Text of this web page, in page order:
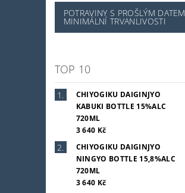
POTRAVINY S PROŠLÝM DATEM
MINIMÁLNÍ TRVANLIVOSTI
TOP 10
CHIYOGIKU DAIGINJYO
KABUKI BOTTLE 15%ALC
720ML
3 640 Kč
CHIYOGIKU DAIGINJYO
NINGYO BOTTLE 15,8%ALC
720ML
3 640 Kč